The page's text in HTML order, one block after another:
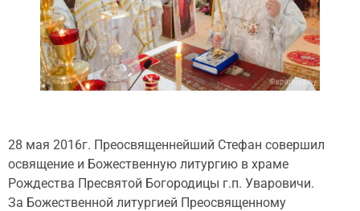
28 мая 2016г. Преосвященнейший Стефан совершил
освящение и Божественную литургию в храме
Рождества Пресвятой Богородицы г.п. Уваровичи.
За Божественной литургией Преосвященному